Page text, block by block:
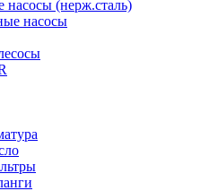
(нерж.сталь)
насосы